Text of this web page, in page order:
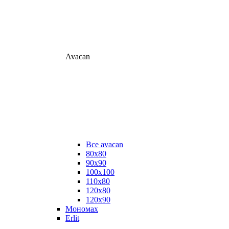
Avacan
Все avacan
80х80
90х90
100х100
110х80
120х80
120х90
Мономах
Erlit